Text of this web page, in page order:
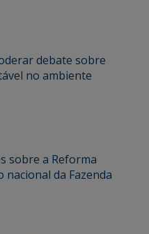
debate sobre
no ambiente
sobre a Reforma
da Fazenda